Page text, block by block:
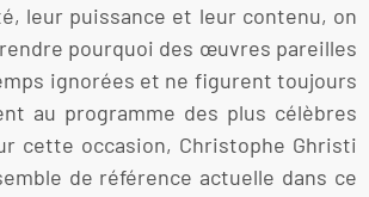
leur puissance et leur contenu, on
pourquoi des œuvres pareilles
ignorées et ne figurent toujours
au programme des plus célèbres
cette occasion, Christophe Ghristi
de référence actuelle dans ce